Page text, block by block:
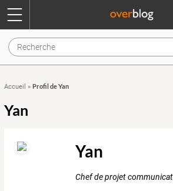
Accueil » Profil de Yan
Yan
Yan
Chef de projet